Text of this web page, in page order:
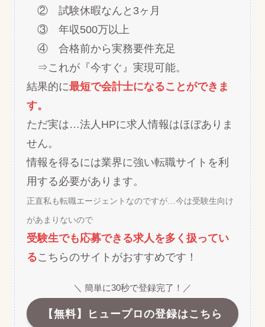
② 試験休暇なんと3ヶ月
③ 年収500万以上
④ 合格前から実務要件充足
⇒これが『今すぐ』実現可能。
結果的に最短で会計士になることができま
す。
ただ実は…法人HPに求人情報はほぼありま
せん。
情報を得るには業界に強い転職サイトを利
用する必要があります。
正直私も転職エージェントなのですが…今は受験生向け
があまりないので
受験生でも応募できる求人を多く扱ってい
るこちらのサイトがおすすめです！
＼ 簡単に30秒で登録完了！／
【無料】ヒュープロの登録はこちら